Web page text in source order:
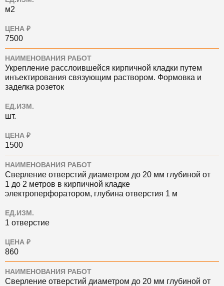
м2
ЦЕНА ₽
7500
НАИМЕНОВАНИЯ РАБОТ
Укрепление расслоившейся кирпичной кладки путем
инъектирования связующим раствором. Формовка и
заделка розеток
ЕД.ИЗМ.
шт.
ЦЕНА ₽
1500
НАИМЕНОВАНИЯ РАБОТ
Сверление отверстий диаметром до 20 мм глубиной от
1 до 2 метров в кирпичной кладке
электроперфоратором, глубина отверстия 1 м
ЕД.ИЗМ.
1 отверстие
ЦЕНА ₽
860
НАИМЕНОВАНИЯ РАБОТ
Сверление отверстий диаметром до 20 мм глубиной от